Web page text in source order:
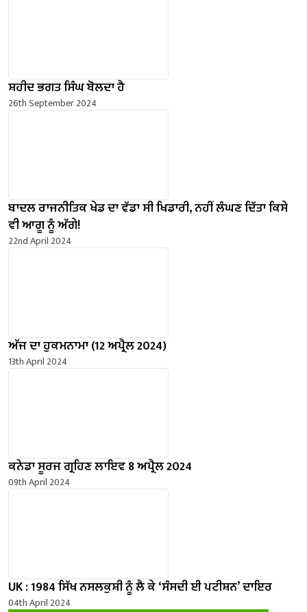
ਸ਼ਹੀਦ ਭਗਤ ਸਿੰਘ ਬੋਲਦਾ ਹੈ
26th September 2024
ਬਾਦਲ ਰਾਜਨੀਤਿਕ ਖੇਡ ਦਾ ਵੱਡਾ ਸੀ ਖਿਡਾਰੀ, ਨਹੀਂ ਲੰਘਣ ਦਿੱਤਾ ਕਿਸੇ
ਵੀ ਆਗੂ ਨੂੰ ਅੱਗੇ!
22nd April 2024
ਅੱਜ ਦਾ ਹੁਕਮਨਾਮਾ (12 ਅਪ੍ਰੈਲ 2024)
13th April 2024
ਕਨੇਡਾ ਸੂਰਜ ਗ੍ਰਹਿਣ ਲਾਇਵ 8 ਅਪ੍ਰੈਲ 2024
09th April 2024
UK : 1984 ਸਿੱਖ ਨਸਲਕੁਸ਼ੀ ਨੂੰ ਲੈ ਕੇ ‘ਸੰਸਦੀ ਈ ਪਟੀਸ਼ਨ’ ਦਾਇਰ
04th April 2024